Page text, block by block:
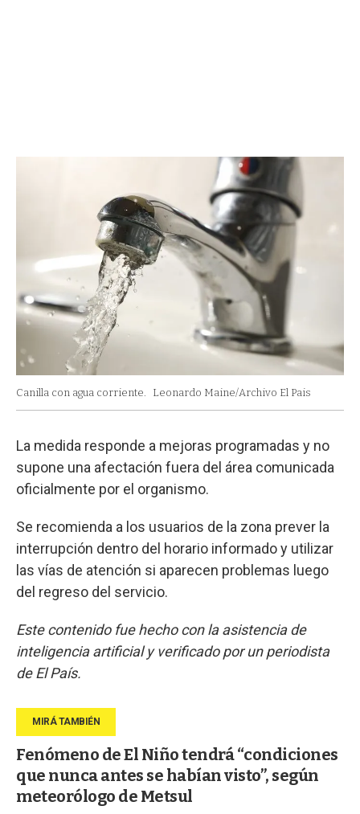
Canilla con agua corriente. Leonardo Maine/Archivo El Pais
La medida responde a mejoras programadas y no
supone una afectación fuera del área comunicada
oficialmente por el organismo.
Se recomienda a los usuarios de la zona prever la
interrupción dentro del horario informado y utilizar
las vías de atención si aparecen problemas luego
del regreso del servicio.
Este contenido fue hecho con la asistencia de
inteligencia artificial y verificado por un periodista
de El País.
Fenómeno de El Niño tendrá “condiciones
que nunca antes se habían visto”, según
meteorólogo de Metsul